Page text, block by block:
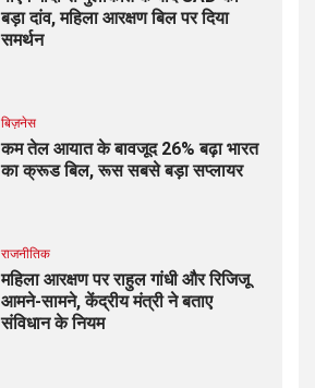
बड़ा दांव, महिला आरक्षण बिल पर दिया
समर्थन
बिज़नेस
कम तेल आयात के बावजूद 26% बढ़ा भारत
का क्रूड बिल, रूस सबसे बड़ा सप्लायर
राजनीतिक
महिला आरक्षण पर राहुल गांधी और रिजिजू
आमने-सामने, केंद्रीय मंत्री ने बताए
संविधान के नियम